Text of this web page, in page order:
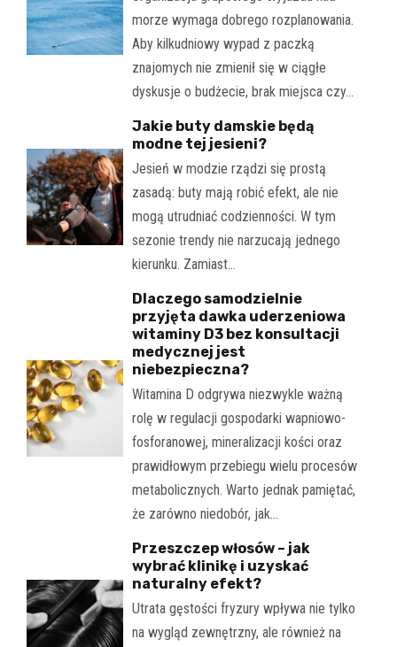
morze wymaga dobrego rozplanowania.
Aby kilkudniowy wypad z paczką
znajomych nie zmienił się w ciągłe
dyskusje o budżecie, brak miejsca czy…
Jakie buty damskie będą
modne tej jesieni?
Jesień w modzie rządzi się prostą
zasadą: buty mają robić efekt, ale nie
mogą utrudniać codzienności. W tym
sezonie trendy nie narzucają jednego
kierunku. Zamiast…
Dlaczego samodzielnie
przyjęta dawka uderzeniowa
witaminy D3 bez konsultacji
medycznej jest
niebezpieczna?
Witamina D odgrywa niezwykle ważną
rolę w regulacji gospodarki wapniowo-
fosforanowej, mineralizacji kości oraz
prawidłowym przebiegu wielu procesów
metabolicznych. Warto jednak pamiętać,
że zarówno niedobór, jak…
Przeszczep włosów – jak
wybrać klinikę i uzyskać
naturalny efekt?
Utrata gęstości fryzury wpływa nie tylko
na wygląd zewnętrzny, ale również na